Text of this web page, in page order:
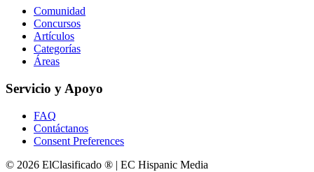
Comunidad
Concursos
Artículos
Categorías
Áreas
Servicio y Apoyo
FAQ
Contáctanos
Consent Preferences
© 2026 ElClasificado ® | EC Hispanic Media